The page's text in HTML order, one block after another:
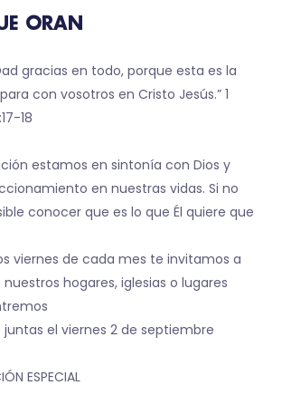
ORAN
gracias en todo, porque esta es la
con vosotros en Cristo Jesús.” 1
18
estamos en sintonía con Dios y
en nuestras vidas. Si no
conocer que es lo que Él quiere que
viernes de cada mes te invitamos a
hogares, iglesias o lugares
el viernes 2 de septiembre
ESPECIAL